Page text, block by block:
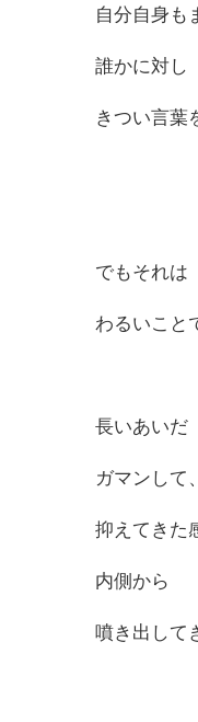
自分自身も
誰かに対し
きつい言葉
でもそれは
わるいこと
長いあいだ
ガマンして
抑えてきた
内側から
噴き出して